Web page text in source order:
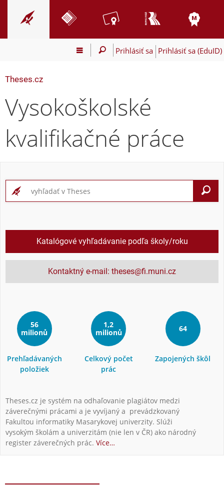
Prihlásiť sa Prihlásiť sa (EduID)
Theses.cz
Vysokoškolské
kvalifikačné práce
Katalógové vyhľadávanie podľa školy/roku
Kontaktný e-mail: theses@fi.muni.cz
56
milionů
Prehľadávaných
položiek
1,2
milionů
Celkový počet
prác
64
Zapojených škôl
Theses.cz je systém na odhaľovanie plagiátov medzi
záverečnými prácami a je vyvíjaný a prevádzkovaný
Fakultou informatiky Masarykovej univerzity. Slúži
vysokým školám a univerzitám (nie len v ČR) ako národný
register záverečných prác. Více…